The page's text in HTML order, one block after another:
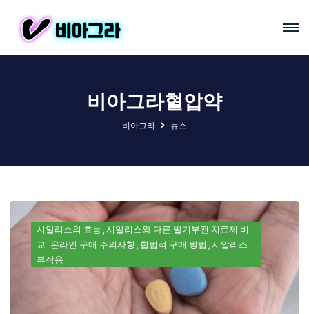
비아그라혈압약
비아그라 뉴스
시알리스의 효능 시알리스와 다른 발기부전 치료제 비
교 온라인 구매 주의사항 합법적 구매 방법 시알리스
부작용